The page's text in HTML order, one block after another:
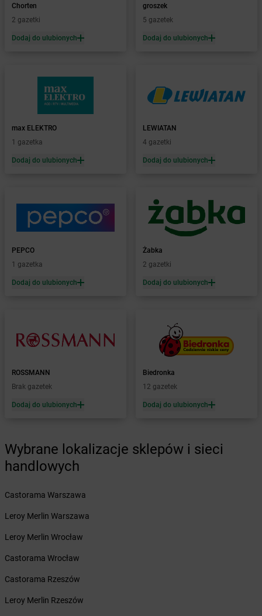
Żabka Bachowice
Żabka Bądkowo
Żabka Bąków
Baniocha
Baranowo
Barcin
Barczewo
Żabka Bardo
Żabka Barlinek
Żabka Barniewice
Żabka Baruchowo
Żabka Barwałd Średni
Żabka Barwice
Żabka Bełchatów
Żabka Bestwinka
Żabka BG1
Żabka Biała
Żabka
Biała Druga
Żabka
Biała Rawska
Żabka Białe Błota
Żabka Białka
Żabka Białobrzegi
Żabka
Białogard
Żabka Białośliwie
Żabka
Białowieża
Żabka Białystok
Żabka
Bibice
Chorten
2 gazetki
Dodaj do ulubionych
groszek
5 gazetek
Dodaj do ulubionych
max ELEKTRO
1 gazetka
Dodaj do ulubionych
LEWIATAN
4 gazetki
Dodaj do ulubionych
PEPCO
1 gazetka
Dodaj do ulubionych
Żabka
2 gazetki
Dodaj do ulubionych
ROSSMANN
Brak gazetek
Dodaj do ulubionych
Biedronka
12 gazetek
Dodaj do ulubionych
Wybrane lokalizacje sklepów i sieci
handlowych
Castorama Warszawa
Leroy Merlin Warszawa
Leroy Merlin Wrocław
Castorama Wrocław
Castorama Rzeszów
Leroy Merlin Rzeszów